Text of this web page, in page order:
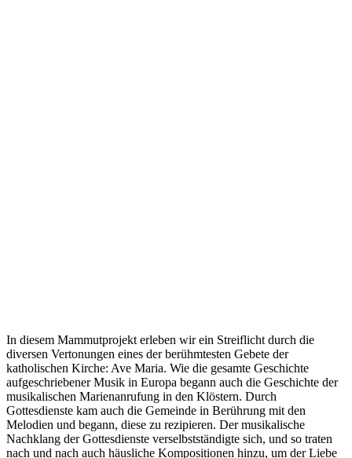
In diesem Mammutprojekt erleben wir ein Streiflicht durch die
diversen Vertonungen eines der berühmtesten Gebete der
katholischen Kirche: Ave Maria. Wie die gesamte Geschichte
aufgeschriebener Musik in Europa begann auch die Geschichte der
musikalischen Marienanrufung in den Klöstern. Durch
Gottesdienste kam auch die Gemeinde in Berührung mit den
Melodien und begann, diese zu rezipieren. Der musikalische
Nachklang der Gottesdienste verselbstständigte sich, und so traten
nach und nach auch häusliche Kompositionen hinzu, um der Liebe